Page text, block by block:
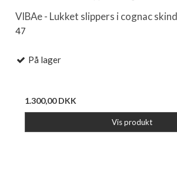
VIBAe - Lukket slippers i cognac
47
På lager
1.300,00 DKK
Vis produkt